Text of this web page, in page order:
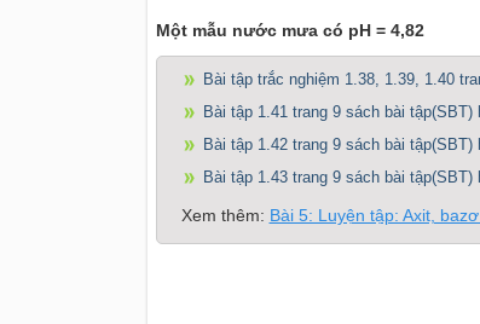
Một mẫu nước mưa có pH = 4,82
Bài tập trắc nghiệm 1.38, 1.39, 1.40
Bài tập 1.41 trang 9 sách bài tập(SBT)
Bài tập 1.42 trang 9 sách bài tập(SBT)
Bài tập 1.43 trang 9 sách bài tập(SBT)
Xem thêm: Bài 5: Luyện tập: Axit,